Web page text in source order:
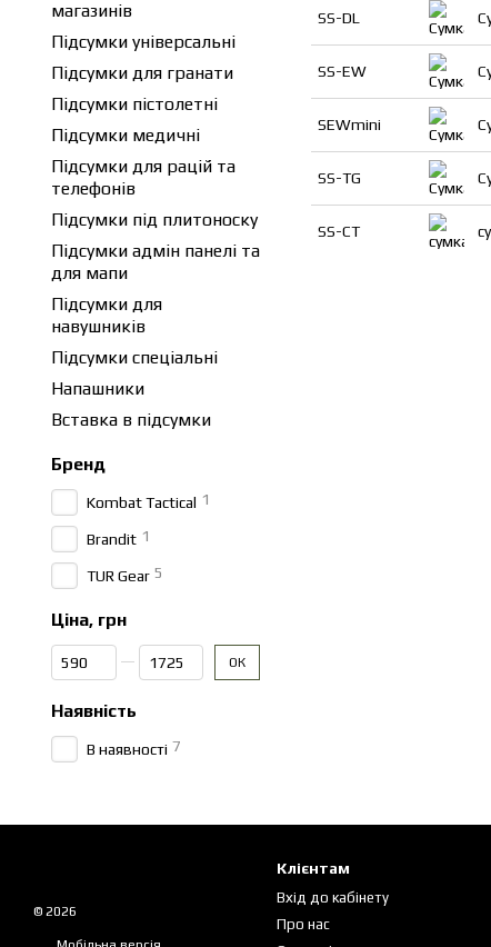
SS-DL
SS-EW
SEWmini
SS-TG
SS-CT
магазинів
Підсумки універсальні
Підсумки для гранати
Підсумки пістолетні
Підсумки медичні
Підсумки для рацій та
телефонів
Підсумки під плитоноску
Підсумки адмін панелі та
для мапи
Підсумки для
навушників
Підсумки спеціальні
Напашники
Вставка в підсумки
Бренд
Kombat Tactical 1
Brandit 1
TUR Gear 5
Ціна, грн
ОК
Наявність
В наявності 7
© 2026
Клієнтам
Вхід до кабінету
Про нас